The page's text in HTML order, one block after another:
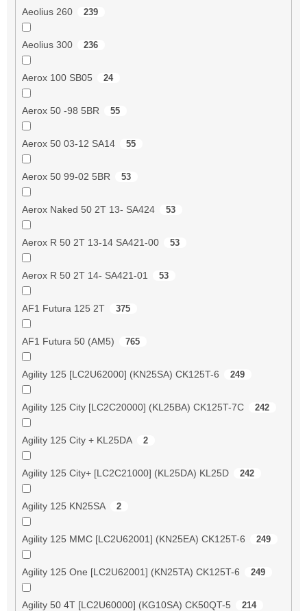
Aeolius 260 239
Aeolius 300 236
Aerox 100 SB05 24
Aerox 50 -98 5BR 55
Aerox 50 03-12 SA14 55
Aerox 50 99-02 5BR 53
Aerox Naked 50 2T 13- SA424 53
Aerox R 50 2T 13-14 SA421-00 53
Aerox R 50 2T 14- SA421-01 53
AF1 Futura 125 2T 375
AF1 Futura 50 (AM5) 765
Agility 125 [LC2U62000] (KN25SA) CK125T-6 249
Agility 125 City [LC2C20000] (KL25BA) CK125T-7C 242
Agility 125 City + KL25DA 2
Agility 125 City+ [LC2C21000] (KL25DA) KL25D 242
Agility 125 KN25SA 2
Agility 125 MMC [LC2U62001] (KN25EA) CK125T-6 249
Agility 125 One [LC2U62001] (KN25TA) CK125T-6 249
Agility 50 4T [LC2U60000] (KG10SA) CK50QT-5 214